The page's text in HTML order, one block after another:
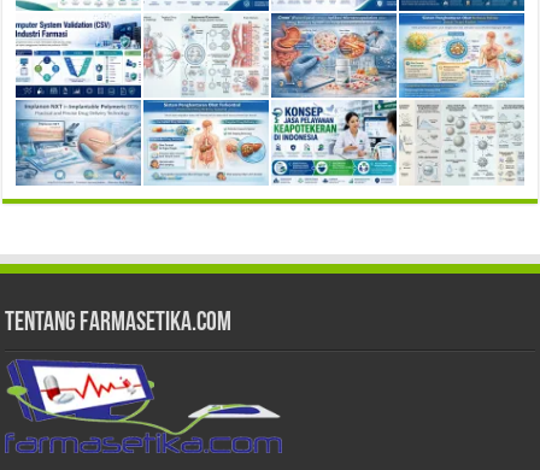
Tentang Farmasetika.com